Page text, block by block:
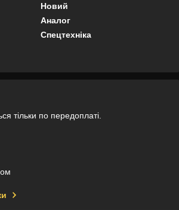
Новий
Аналог
Спецтехніка
тільки по передоплаті.